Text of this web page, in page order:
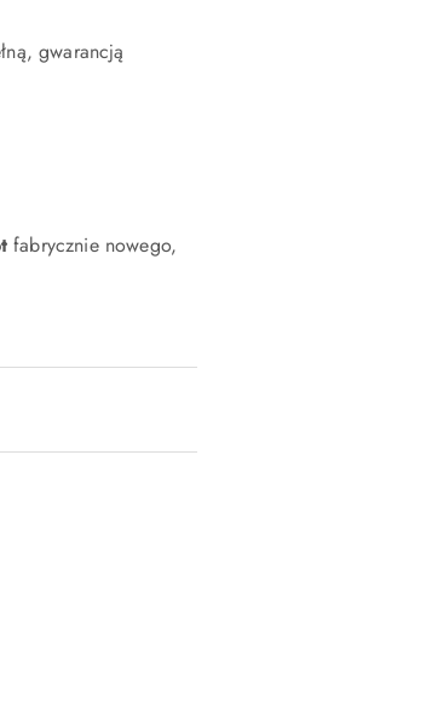
gwarancją
fabrycznie nowego,